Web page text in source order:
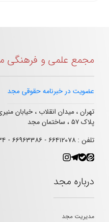
مجمع علمی و فرهنگی
عضویت در خبرنامه حقوقی مجد
تهران ، میدان انقلاب ، خیابان
پلاک ۵۷ ، ساختمان مجد
تلفن : ۶۶۴۱۲۰۷۸ - ۶۶۹۶۳۳۸۶ - ۰۲۱۶۶۴۹۵۰۳۴
درباره مجد
مدیریت مجد